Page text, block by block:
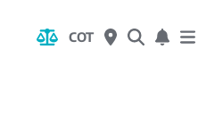
COT